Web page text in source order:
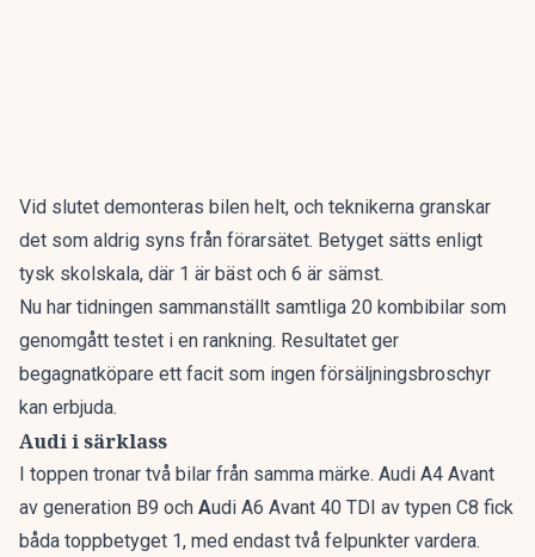
Vid slutet demonteras bilen helt, och teknikerna granskar
det som aldrig syns från förarsätet. Betyget sätts enligt
tysk skolskala, där 1 är bäst och 6 är sämst.
Nu har tidningen sammanställt samtliga 20 kombibilar som
genomgått testet i en rankning. Resultatet ger
begagnatköpare ett facit som ingen försäljningsbroschyr
kan erbjuda.
Audi i särklass
I toppen tronar två bilar från samma märke. Audi A4 Avant
av generation B9 och Audi A6 Avant 40 TDI av typen C8 fick
båda toppbetyget 1, med endast två felpunkter vardera.